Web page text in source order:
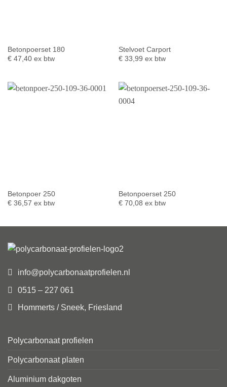
Betonpoerset 180
€47,40 ex btw
Stelvoet Carport
€33,99 ex btw
Betonpoer 250
€36,57 ex btw
Betonpoerset 250
€70,08 ex btw
info@polycarbonaatprofielen.nl
0515 – 227 061
Hommerts / Sneek, Friesland
Polycarbonaat profielen
Polycarbonaat platen
Aluminium dakgoten